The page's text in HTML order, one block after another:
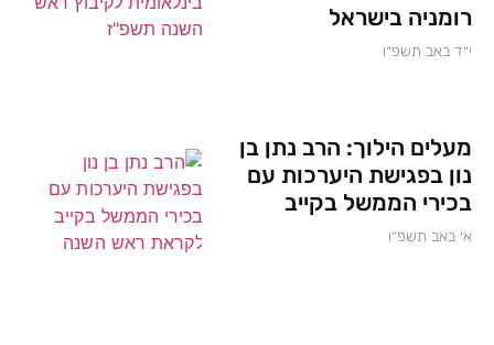
רומניה בישראל
י״ד באב תשפ״ו
מעלים הילוך: הרב נתן בן
נון בפגישת היערכות עם
בכירי הממשל בקייב
א׳ באב תשפ״ו